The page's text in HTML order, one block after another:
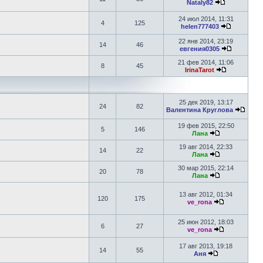
Nataly82
4 125
24 июл 2014, 11:31
helen777403
14 46
22 янв 2014, 23:19
евгения0305
8 45
21 фев 2014, 11:06
IrinaTarot
24 82
25 дек 2019, 13:17
Валентина Круглова
5 146
19 фев 2015, 22:50
Лана
14 22
19 авг 2014, 22:33
Лана
20 78
30 мар 2015, 22:14
Лана
120 175
13 авг 2012, 01:34
ve_rona
6 27
25 июн 2012, 18:03
ve_rona
14 55
17 авг 2013, 19:18
Аня